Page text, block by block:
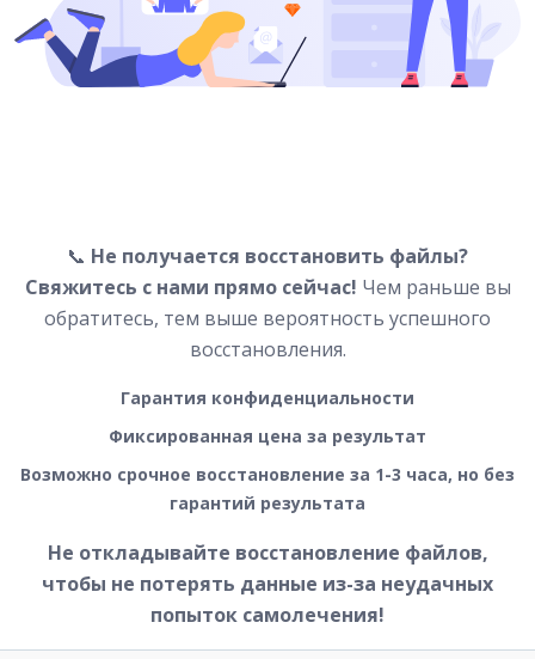
📞 Не получается восстановить файлы?
Свяжитесь с нами прямо сейчас! Чем раньше вы
обратитесь, тем выше вероятность успешного
восстановления.
Гарантия конфиденциальности
Фиксированная цена за результат
Возможно срочное восстановление за 1-3 часа, но без
гарантий результата
Не откладывайте восстановление файлов,
чтобы не потерять данные из-за неудачных
попыток самолечения!